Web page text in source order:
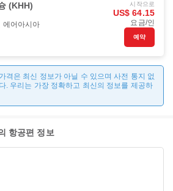
(KHH)
에어아시아
시작으로
US$ 64.15
요금/인
예약
격은 최신 정보가 아닐 수 있으며 사전 통지 없
. 우리는 가장 정확하고 최신의 정보를 제공하
항공편 정보